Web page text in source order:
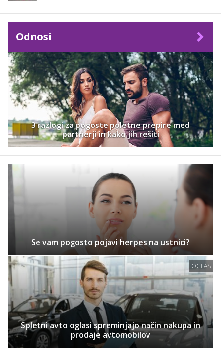
Odnosi
3 razlogi za pogoste poletne prepire med
partnerji in kako jih rešiti
Se vam pogosto pojavi herpes na ustnici?
OGLAS
Spletni avto oglasi spreminjajo način nakupa in
prodaje avtomobilov